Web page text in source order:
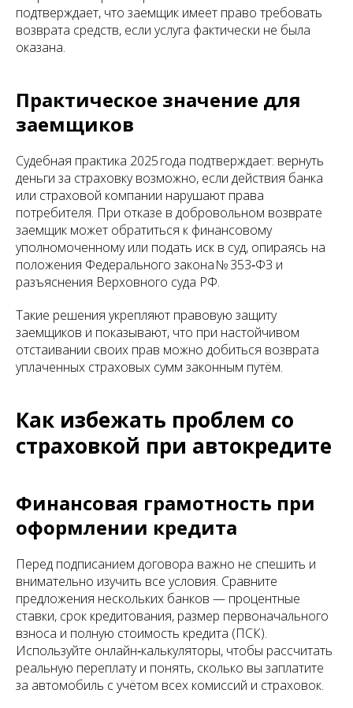
подтверждает, что заемщик имеет право требовать
возврата средств, если услуга фактически не была
оказана.
Практическое значение для
заемщиков
Судебная практика 2025 года подтверждает: вернуть
деньги за страховку возможно, если действия банка
или страховой компании нарушают права
потребителя. При отказе в добровольном возврате
заемщик может обратиться к финансовому
уполномоченному или подать иск в суд, опираясь на
положения Федерального закона № 353‑ФЗ и
разъяснения Верховного суда РФ.
Такие решения укрепляют правовую защиту
заемщиков и показывают, что при настойчивом
отстаивании своих прав можно добиться возврата
уплаченных страховых сумм законным путём.
Как избежать проблем со
страховкой при автокредите
Финансовая грамотность при
оформлении кредита
Перед подписанием договора важно не спешить и
внимательно изучить все условия. Сравните
предложения нескольких банков — процентные
ставки, срок кредитования, размер первоначального
взноса и полную стоимость кредита (ПСК).
Используйте онлайн‑калькуляторы, чтобы рассчитать
реальную переплату и понять, сколько вы заплатите
за автомобиль с учётом всех комиссий и страховок.